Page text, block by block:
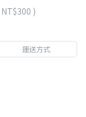
NT$300 )
運送方式